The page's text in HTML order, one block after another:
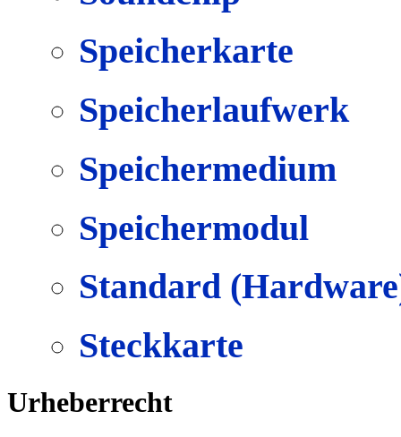
Speicherkarte
Speicherlaufwerk
Speichermedium
Speichermodul
Standard
Steckkarte
Urheberrecht